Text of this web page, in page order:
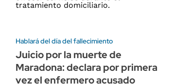
Hablará del día del fallecimiento
Juicio por la muerte de
Maradona: declara por primera
vez el enfermero acusado